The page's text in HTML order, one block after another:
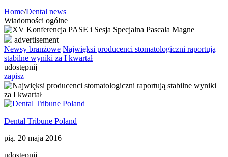
Home/Dental news
Wiadomości ogólne
advertisement
Newsy branżowe Najwięksi producenci stomatologiczni raportują
stabilne wyniki za I kwartał
udostępnij
zapisz
Dental Tribune Poland
pią. 20 maja 2016